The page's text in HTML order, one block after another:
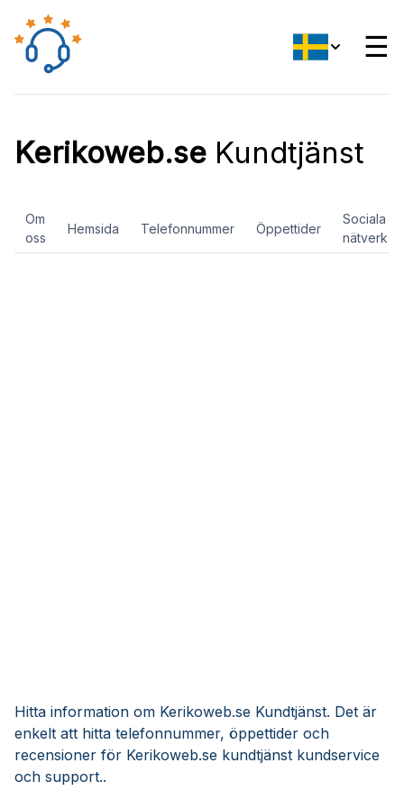
☰
Kerikoweb.se Kundtjänst
Om
oss
Hemsida Telefonnummer Öppettider
Sociala
nätverk
Hitta information om Kerikoweb.se Kundtjänst. Det är
enkelt att hitta telefonnummer, öppettider och
recensioner för Kerikoweb.se kundtjänst kundservice
och support..